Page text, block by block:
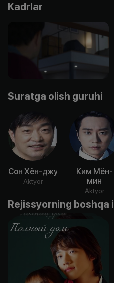
Kadrlar
Suratga olish guruhi
Сон Хён-джу
Aktyor
Ким Мён-
мин
Aktyor
Rejissyorning boshqa